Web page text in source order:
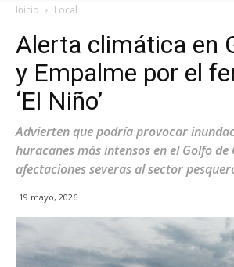
Inicio Local
Alerta climática en
y Empalme por el
‘El Niño’
Advierten que podría provocar
huracanes más intensos en el Golfo
afectaciones severas al sector
19 mayo, 2026